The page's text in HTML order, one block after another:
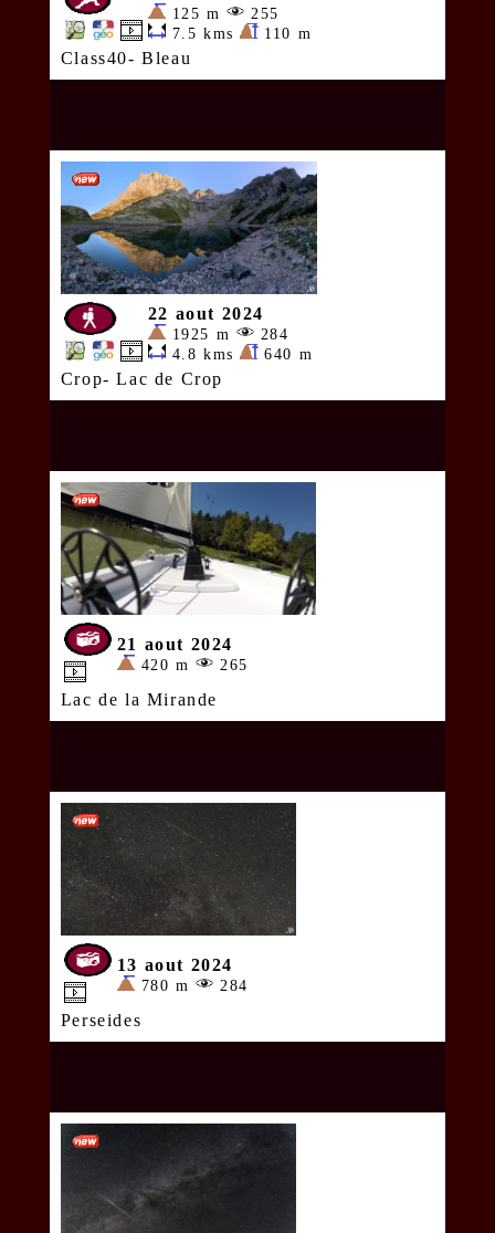
125 m
255
7.5 kms
110 m
Class40- Bleau
22 aout 2024
1925 m
284
4.8 kms
640 m
Crop- Lac de Crop
21 aout 2024
420 m 265
Lac de la Mirande
13 aout 2024
780 m 284
Perseides